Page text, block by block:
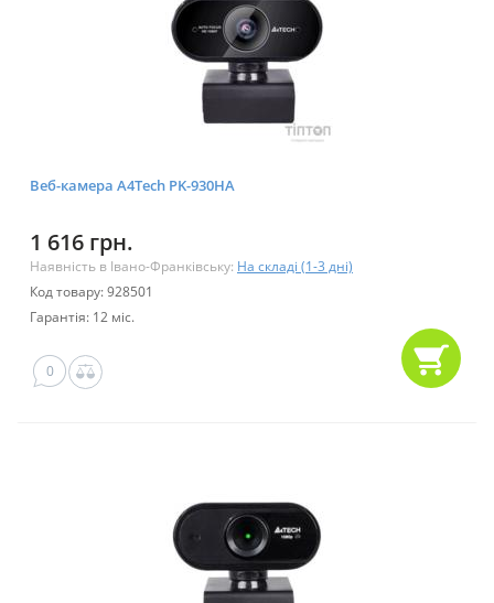
Веб-камера A4Tech PK-930HA
1 616 грн.
Наявність в Івано-Франківську: На складі (1-3 дні)
Код товару: 928501
Гарантія: 12 міс.
0